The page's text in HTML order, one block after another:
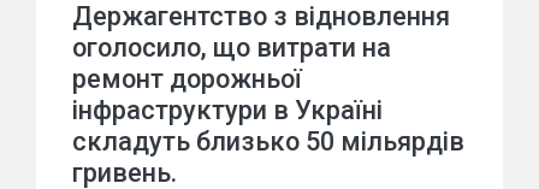
Держагентство з відновлення
оголосило, що витрати на
ремонт дорожньої
інфраструктури в Україні
складуть близько 50 мільярдів
гривень.